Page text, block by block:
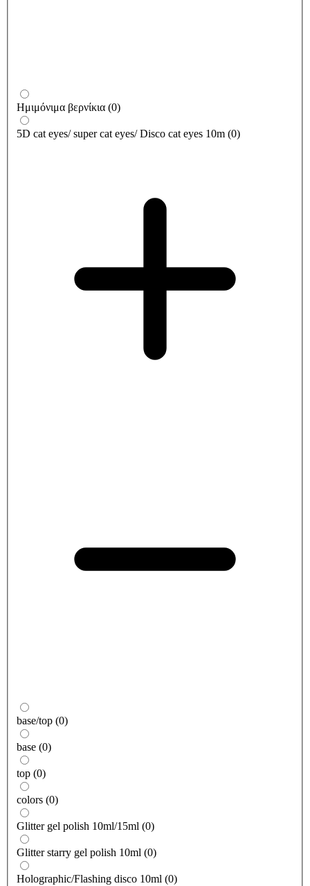
Ημιμόνιμα βερνίκια (0)
5D cat eyes/ super cat eyes/ Disco cat eyes 10m (0)
base/top (0)
base (0)
top (0)
colors (0)
Glitter gel polish 10ml/15ml (0)
Glitter starry gel polish 10ml (0)
Holographic/Flashing disco 10ml (0)